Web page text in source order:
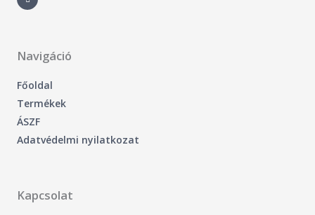
e
-
f
Navigáció
Főoldal
Termékek
ÁSZF
Adatvédelmi nyilatkozat
Kapcsolat